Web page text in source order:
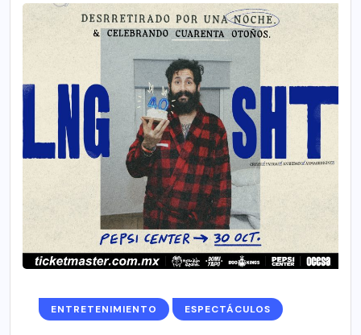
ENTRETENIMIENTO ESPECTÁCULOS